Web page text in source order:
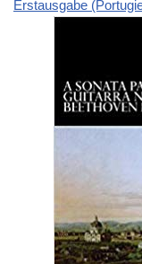
Erstausgabe